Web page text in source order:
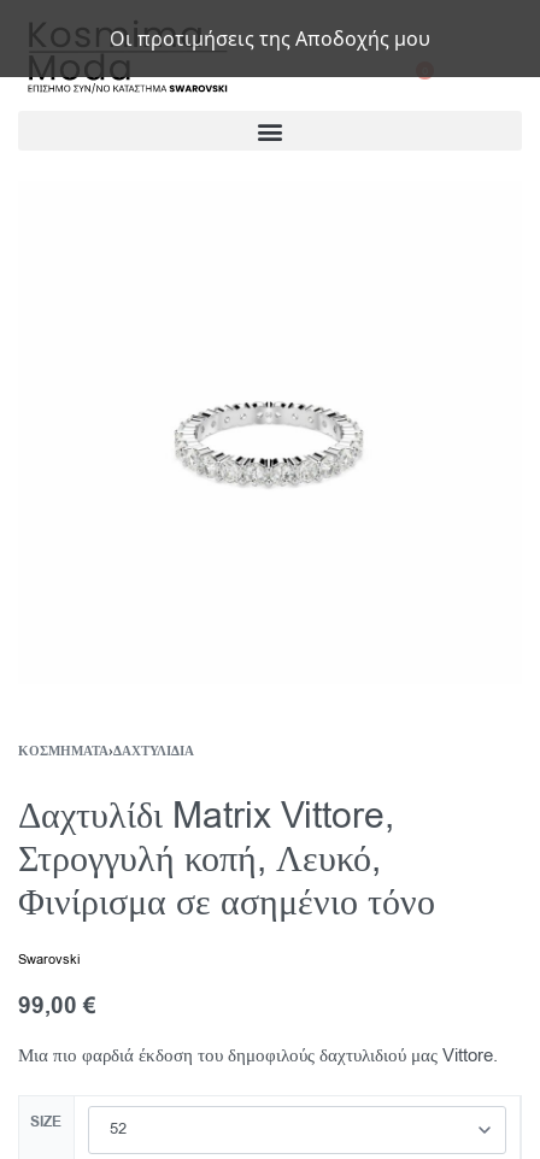
ΚΟΣΜΉΜΑΤΑ›ΔΑΧΤΥΛΊΔΙΑ
Δαχτυλίδι Matrix Vittore,
Στρογγυλή κοπή, Λευκό,
Φινίρισμα σε ασημένιο τόνο
Swarovski
99,00€
Μια πιο φαρδιά έκδοση του δημοφιλούς δαχτυλιδιού μας Vittore.
SIZE
Οι προτιμήσεις της Αποδοχής μου